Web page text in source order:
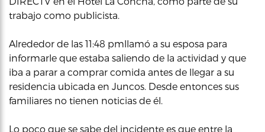
trabajo como publicista.
Alrededor de las 11:48 pmllamó a su esposa para
informarle que estaba saliendo de la actividad y que
iba a parar a comprar comida antes de llegar a su
residencia ubicada en Juncos. Desde entonces sus
familiares no tienen noticias de él.
Lo poco que se sabe del incidente es que entre la